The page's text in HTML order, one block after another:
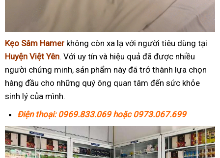
Kẹo Sâm Hamer không còn xa lạ với người tiêu dùng tại
Huyện Việt Yên. Với uy tín và hiệu quả đã được nhiều
người chứng minh, sản phẩm này đã trở thành lựa chọn
hàng đầu cho những quý ông quan tâm đến sức khỏe
sinh lý của mình.
Điện thoại: 0969.833.069 hoặc 0973.067.699